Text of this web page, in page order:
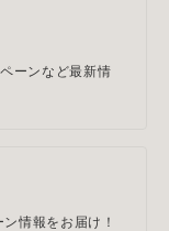
ーンなど最新情
情報をお届け！